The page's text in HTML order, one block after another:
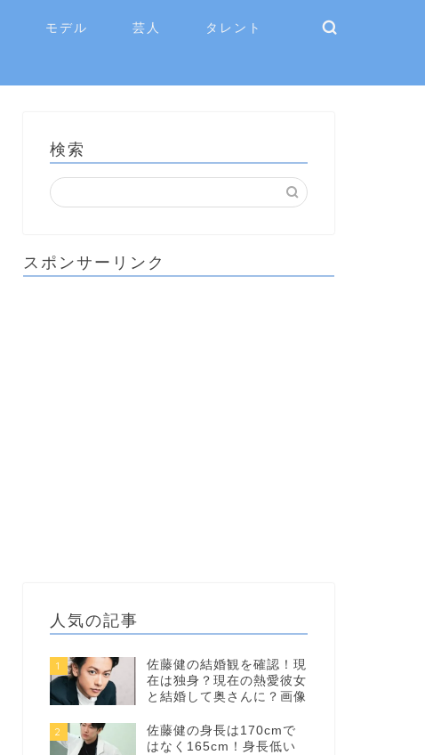
モデル 芸人 タレント
検索
スポンサーリンク
人気の記事
1
佐藤健の結婚観を確認！現
在は独身？現在の熱愛彼女
と結婚して奥さんに？画像
2
佐藤健の身長は170cmで
はなく165cm！身長低い